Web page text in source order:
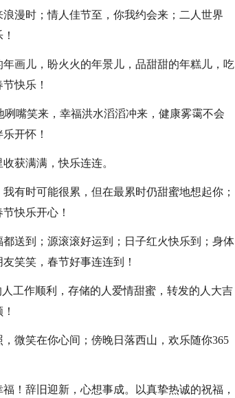
漫时；情人佳节至，你我约会来；二人世界
画儿，盼火火的年景儿，品甜甜的年糕儿，吃
快乐！
嘴笑来，幸福洪水滔滔冲来，健康雾霭不会
开怀！
获满满，快乐连连。
有时可能很累，但在最累时仍甜蜜地想起你；
快乐开心！
送到；源滚滚好运到；日子红火快乐到；身体
笑笑，春节好事连连到！
工作顺利，存储的人爱情甜蜜，转发的人大吉
微笑在你心间；傍晚日落西山，欢乐随你365
！辞旧迎新，心想事成。以真挚热诚的祝福，